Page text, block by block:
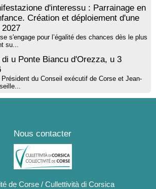
d'interessu : Parrainage en
Création et déploiement d'une
s'engage pour l’égalité des chances dès le plus
su...
di u Ponte Biancu d'Orezza, u 3
du Conseil exécutif de Corse et Jean-
Nous contacter
de Corse / Cullettività di Corsica